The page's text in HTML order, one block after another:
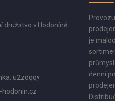
družstvo v Hodoníně
u2zdqqy
hodonin.cz
je
denní